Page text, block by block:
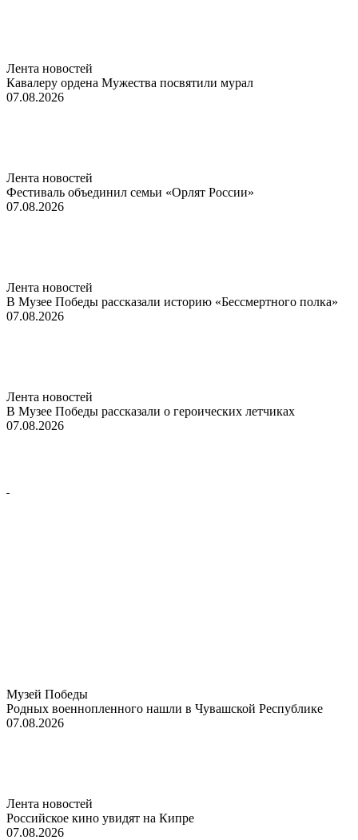
Лента новостей
Кавалеру ордена Мужества посвятили мурал
07.08.2026
Лента новостей
Фестиваль объединил семьи «Орлят России»
07.08.2026
Лента новостей
В Музее Победы рассказали историю «Бессмертного полка»
07.08.2026
Лента новостей
В Музее Победы рассказали о героических летчиках
07.08.2026
Музей Победы
Родных военнопленного нашли в Чувашской Республике
07.08.2026
Лента новостей
Российское кино увидят на Кипре
07.08.2026